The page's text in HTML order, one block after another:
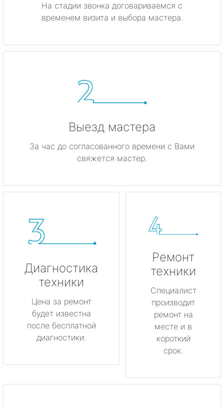
На стадии звонка договариваемся с
временем визита и выбора мастера.
Выезд мастера
За час до согласованного времени с Вами
свяжется мастер.
Диагностика
техники
Цена за ремонт
будет известна
после бесплатной
диагностики.
Ремонт
техники
Специалист
производит
ремонт на
месте и в
короткий
срок.